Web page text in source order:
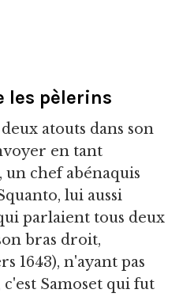
les pèlerins
atouts dans son
en tant
un chef abénaquis
lui aussi
parlaient tous deux
bras droit,
1643), n'ayant pas
Samoset qui fut